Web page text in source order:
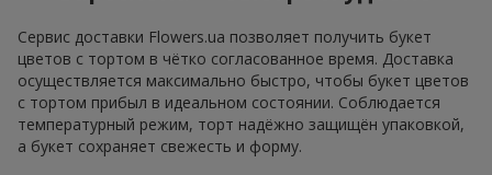
Сервис доставки Flowers.ua позволяет получить букет
цветов с тортом в чётко согласованное время. Доставка
осуществляется максимально быстро, чтобы букет цветов
с тортом прибыл в идеальном состоянии. Соблюдается
температурный режим, торт надёжно защищён упаковкой,
а букет сохраняет свежесть и форму.